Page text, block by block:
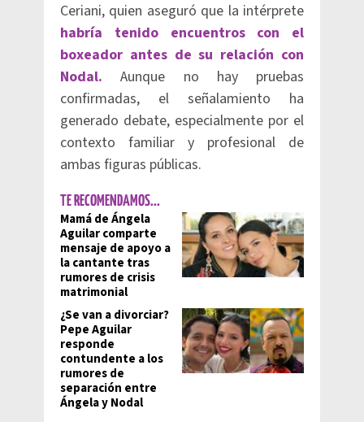
Ceriani, quien aseguró que la intérprete
habría tenido encuentros con el
boxeador antes de su relación con
Nodal. Aunque no hay pruebas
confirmadas, el señalamiento ha
generado debate, especialmente por el
contexto familiar y profesional de
ambas figuras públicas.
TE RECOMENDAMOS...
Mamá de Ángela
Aguilar comparte
mensaje de apoyo a
la cantante tras
rumores de crisis
matrimonial
¿Se van a divorciar?
Pepe Aguilar
responde
contundente a los
rumores de
separación entre
Ángela y Nodal